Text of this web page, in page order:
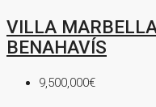
VILLA
BENAHAVÍS
9,500,000€